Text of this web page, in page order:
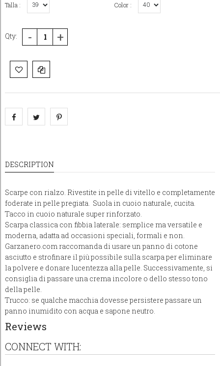
Talla : Color :
Qty: - +
DESCRIPTION
Scarpe con rialzo. Rivestite in pelle di vitello e completamente
foderate in pelle pregiata. Suola in cuoio naturale, cucita.
Tacco in cuoio naturale super rinforzato.
Scarpa classica con fibbia laterale: semplice ma versatile e
moderna, adatta ad occasioni speciali, formali e non.
Garzanero.com raccomanda di usare un panno di cotone
asciutto e strofinare il più possibile sulla scarpa per eliminare
la polvere e donare lucentezza alla pelle. Successivamente, si
consiglia di passare una crema incolore o dello stesso tono
della pelle.
Trucco: se qualche macchia dovesse persistere passare un
panno inumidito con acqua e sapone neutro.
Reviews
CONNECT WITH: